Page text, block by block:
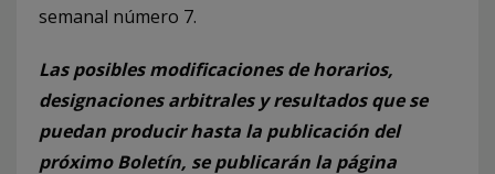
semanal número 7.
Las posibles modificaciones de horarios,
designaciones arbitrales y resultados que se
puedan producir hasta la publicación del
próximo Boletín, se publicarán la página